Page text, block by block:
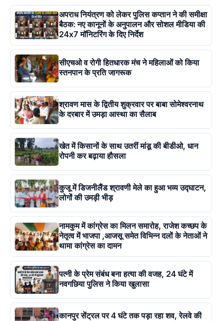
अपराध नियंत्रण को लेकर पुलिस कप्तान ने की समीक्षा
बैठक: नए कानूनों के अनुपालन और सोशल मीडिया की
24x7 मॉनिटरिंग के दिए निर्देश
सीएचओ व रोगी हितधारक मंच ने महिलाओं को किया
स्तनपान के प्रति जागरूक
श्रावण मास के द्वितीय शुक्रवार पर बाबा सोमेश्वरनाथ
के दरबार में उमड़ा आस्था का सैलाब
खेत में किसानों के साथ उतरीं मांडू की बीडीओ, धान
रोपनी कर बढ़ाया हौसला
कुजू में डिजनीलैंड श्रावणी मेले का हुआ भव्य उद्घाटन,
लोगों की उमड़ी भीड़
नामकुम में कांग्रेस का मिलन समारोह, राजेश कच्छप के
नेतृत्व में भाजपा ,आजसू समेत विभिन्न दलों के नेताओं ने
थामा कांग्रेस का दामन
पत्नी के प्रेम संबंध बना हत्या की वजह, 24 घंटे में
नवगछिया पुलिस ने किया खुलासा
कानपुर सेंट्रल पर 4 घंटे तक पड़ा रहा शव, रेलवे की